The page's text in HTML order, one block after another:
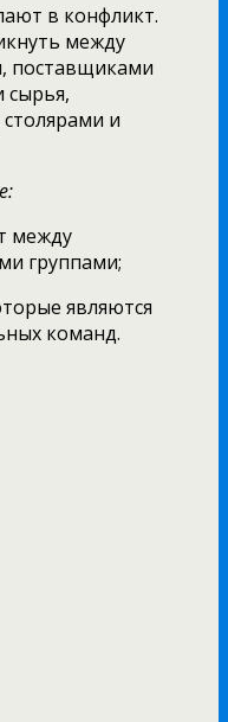
в конфликт.
между
поставщиками
сырья,
и
между
группами;
являются
команд.